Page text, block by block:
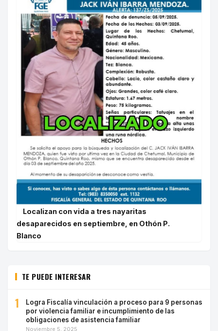
Localizan con vida a tres nayaritas
desaparecidos en septiembre, en Othón P.
Blanco
TE PUEDE INTERESAR
1
Logra Fiscalía vinculación a proceso para 9 personas
por violencia familiar e incumplimiento de las
obligaciones de asistencia familiar
Noviembre 5, 2025